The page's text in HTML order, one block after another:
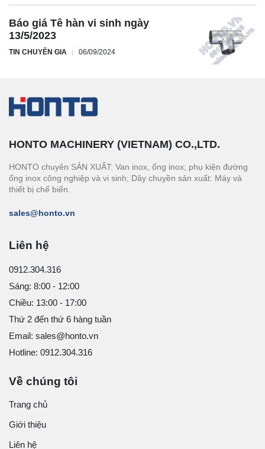
Báo giá Tê hàn vi sinh ngày
13/5/2023
TIN CHUYÊN GIA 06/09/2024
HONTO MACHINERY (VIETNAM) CO.,LTD.
HONTO chuyên SẢN XUẤT: Van inox, ống inox; phụ kiện đường
ống inox công nghiệp và vi sinh; Dây chuyền sản xuất: Máy và
thiết bị chế biến.
sales@honto.vn
Liên hệ
0912.304.316
Sáng: 8:00 - 12:00
Chiều: 13:00 - 17:00
Thứ 2 đến thứ 6 hàng tuần
Email: sales@honto.vn
Hotline: 0912.304.316
Về chúng tôi
Trang chủ
Giới thiệu
Liên hệ